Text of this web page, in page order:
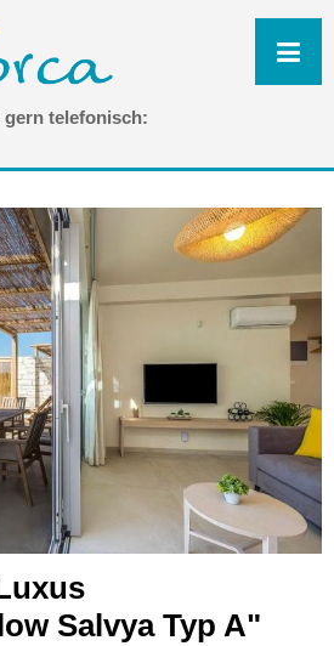
gern telefonisch:
Salvya Typ A"